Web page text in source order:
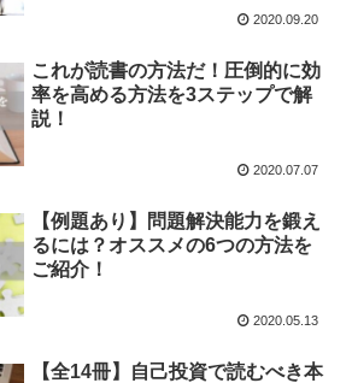
2020.09.20
これが読書の方法だ！圧倒的に効
率を高める方法を3ステップで解
説！
2020.07.07
【例題あり】問題解決能力を鍛え
るには？オススメの6つの方法を
ご紹介！
2020.05.13
【全14冊】自己投資で読むべき本